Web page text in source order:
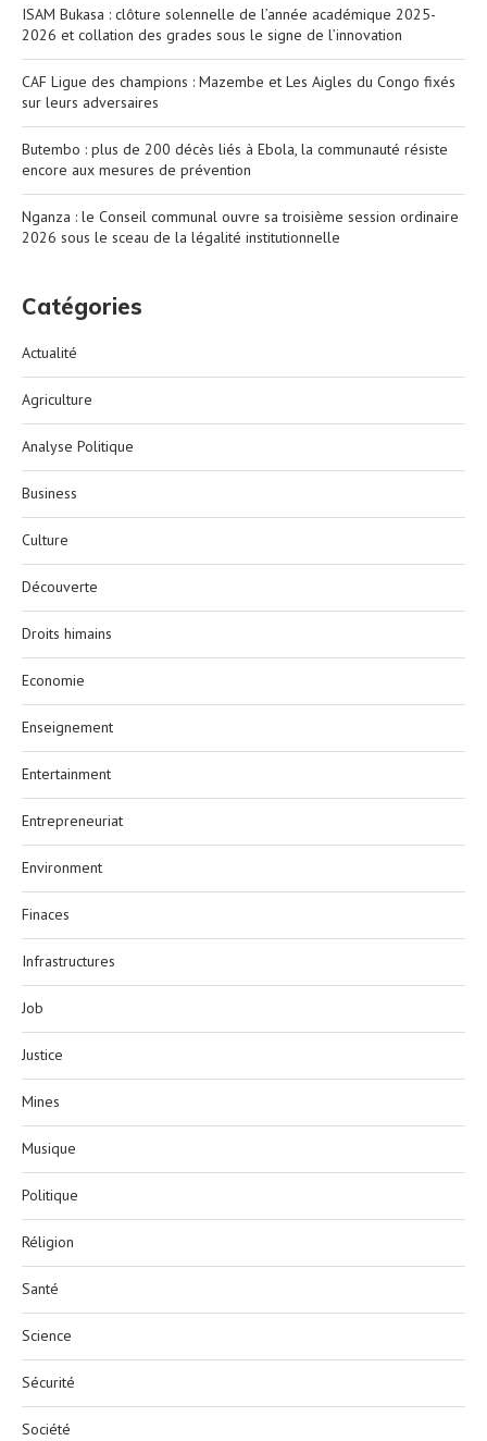
ISAM Bukasa : clôture solennelle de l’année académique 2025-
2026 et collation des grades sous le signe de l’innovation
CAF Ligue des champions : Mazembe et Les Aigles du Congo fixés
sur leurs adversaires
Butembo : plus de 200 décès liés à Ebola, la communauté résiste
encore aux mesures de prévention
Nganza : le Conseil communal ouvre sa troisième session ordinaire
2026 sous le sceau de la légalité institutionnelle
Catégories
Actualité
Agriculture
Analyse Politique
Business
Culture
Découverte
Droits himains
Economie
Enseignement
Entertainment
Entrepreneuriat
Environment
Finaces
Infrastructures
Job
Justice
Mines
Musique
Politique
Réligion
Santé
Science
Sécurité
Société